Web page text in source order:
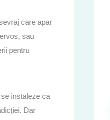
care apar
sau
pentru
instaleze ca
Dar